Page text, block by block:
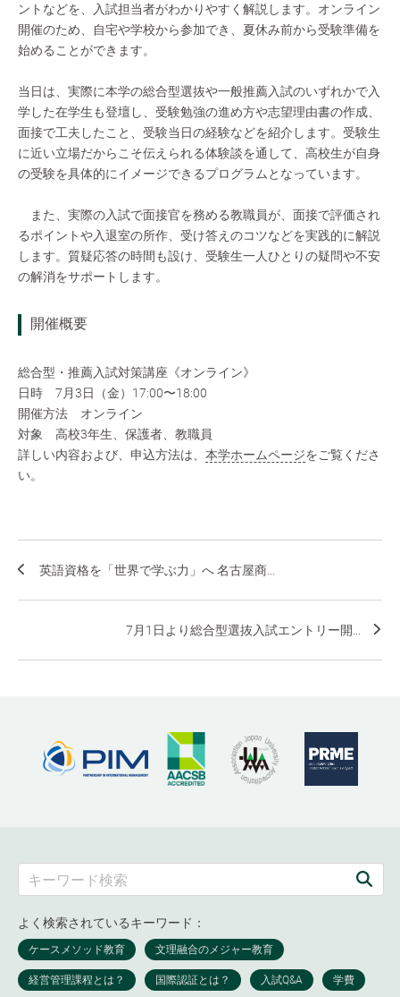
ントなどを、入試担当者がわかりやすく解説します。オンライン
開催のため、自宅や学校から参加でき、夏休み前から受験準備を
始めることができます。
当日は、実際に本学の総合型選抜や一般推薦入試のいずれかで入
学した在学生も登壇し、受験勉強の進め方や志望理由書の作成、
面接で工夫したこと、受験当日の経験などを紹介します。受験生
に近い立場だからこそ伝えられる体験談を通して、高校生が自身
の受験を具体的にイメージできるプログラムとなっています。
また、実際の入試で面接官を務める教職員が、面接で評価され
るポイントや入退室の所作、受け答えのコツなどを実践的に解説
します。質疑応答の時間も設け、受験生一人ひとりの疑問や不安
の解消をサポートします。
開催概要
総合型・推薦入試対策講座《オンライン》
日時 7月3日（金）17:00〜18:00
開催方法 オンライン
対象 高校3年生、保護者、教職員
詳しい内容および、申込方法は、 本学ホームページをご覧くださ
い。
英語資格を「世界で学ぶ力」へ 名古屋商...
7月1日より総合型選抜入試エントリー開...
よく検索されているキーワード：